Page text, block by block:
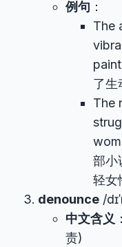
例句 ：
The
了生
The
部小
轻女
denounce /
中文含义
责)